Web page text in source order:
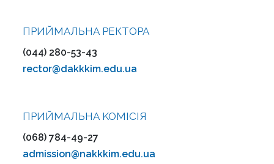
ПРИЙМАЛЬНА РЕКТОРА
(044) 280-53-43
rector@dakkkim.edu.ua
ПРИЙМАЛЬНА KOMІСІЯ
(068) 784-49-27
admission@nakkkim.edu.ua